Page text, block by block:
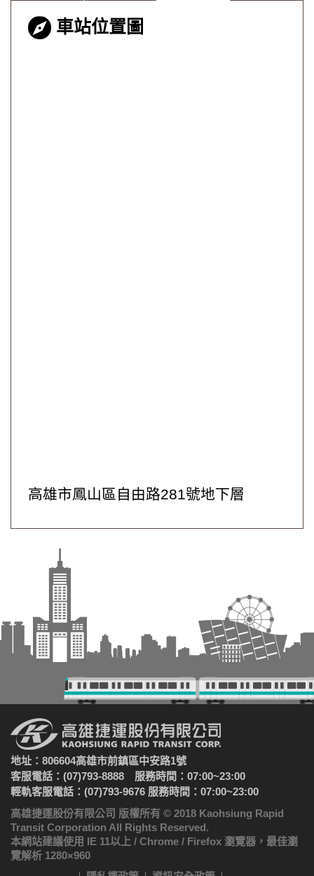
車站位置圖
高雄市鳳山區自由路281號地下層
地址：806604高雄市前鎮區中安路1號
客服電話：(07)793-8888 服務時間：07:00~23:00
輕軌客服電話：(07)793-9676 服務時間：07:00~23:00
高雄捷運股份有限公司 版權所有 © 2018 Kaohsiung Rapid
Transit Corporation All Rights Reserved.
本網站建議使用 IE 11以上 / Chrome / Firefox 瀏覽器，最佳瀏
覽解析 1280×960